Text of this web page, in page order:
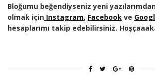
Bloğumu beğendiyseniz yeni
olmak için Instagram, Facebook ve
hesaplarımı takip edebilirsiniz.